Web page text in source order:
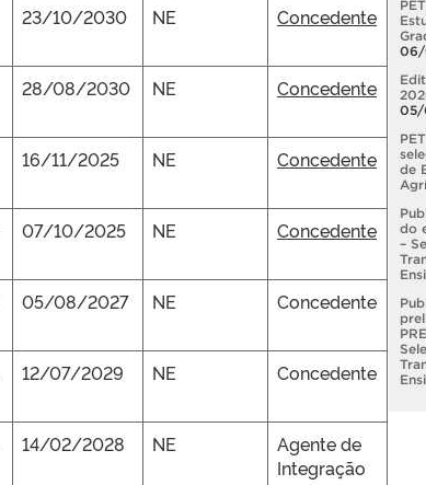
23/10/2030 NE Concedente
28/08/2030 NE Concedente
16/11/2025 NE Concedente
07/10/2025 NE Concedente
05/08/2027 NE Concedente
12/07/2029 NE Concedente
14/02/2028 NE
Agente de
Integração
06/
05/
de
do
–